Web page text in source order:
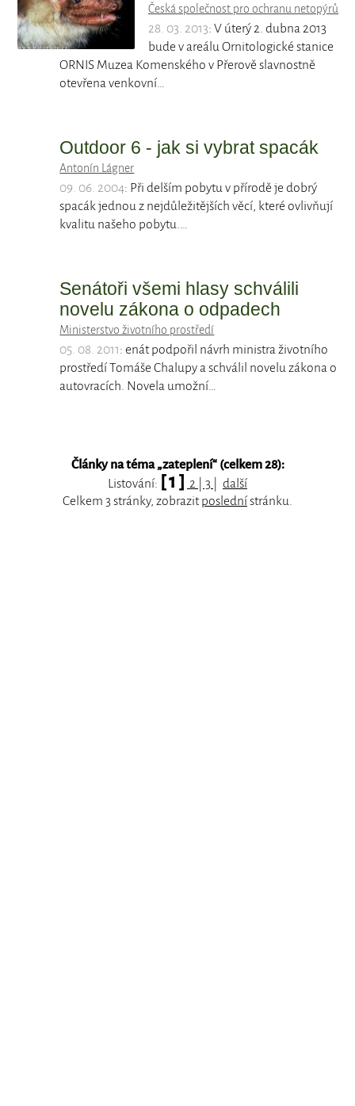
Česká společnost pro ochranu netopýrů
28. 03. 2013: V úterý 2. dubna 2013
bude v areálu Ornitologické stanice
ORNIS Muzea Komenského v Přerově slavnostně
otevřena venkovní…
Outdoor 6 - jak si vybrat spacák
Antonín Lágner
09. 06. 2004: Při delším pobytu v přírodě je dobrý
spacák jednou z nejdůležitějších věcí, které ovlivňují
kvalitu našeho pobytu.…
Senátoři všemi hlasy schválili
novelu zákona o odpadech
Ministerstvo životního prostředí
05. 08. 2011: enát podpořil návrh ministra životního
prostředí Tomáše Chalupy a schválil novelu zákona o
autovracích. Novela umožní…
Články na téma „zateplení“ (celkem 28):
Listování: [ 1 ] 2 3
další
Celkem 3 stránky, zobrazitposlednístránku.